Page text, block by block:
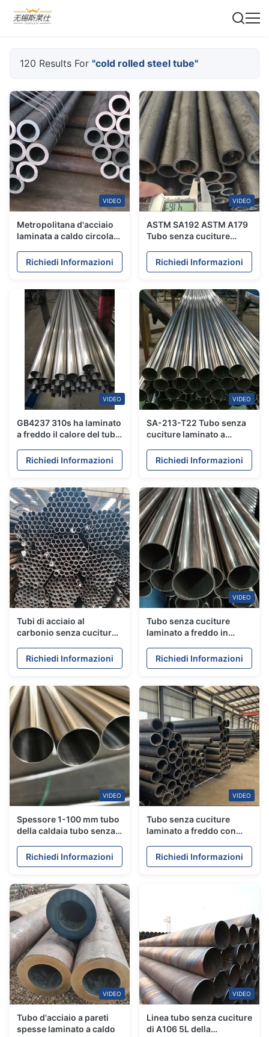
120 Results For "cold rolled steel tube"
VIDEO
Metropolitana d'acciaio
laminata a caldo circolare
SAE1020 SAE1045 per i
prodotti chimici 21.3mm -
Richiedi Informazioni
VIDEO
ASTM SA192 ASTM A179
Tubo senza cuciture
per caldaie ad alta
pressione
Richiedi Informazioni
VIDEO
GB4237 310s ha laminato
a freddo il calore del tubo
la resistenza di Sewater
Richiedi Informazioni
VIDEO
SA-213-T22 Tubo senza
cuciture laminato a
temperatura
Richiedi Informazioni
Tubi di acciaio al
carbonio senza cuciture
Richiedi Informazioni
VIDEO
Tubo senza cuciture
laminato a freddo in
A106 / A53 / API 5L
Richiedi Informazioni
VIDEO
Spessore 1-100 mm tubo
della caldaia tubo senza
freddo con olio
anticorrosione in vendita
Richiedi Informazioni
VIDEO
Tubo senza cuciture
laminato a freddo con
diametro esterno 6-820
mm
Richiedi Informazioni
VIDEO
Tubo d'acciaio a pareti
spesse laminato a caldo
VIDEO
Linea tubo senza cuciture
di A106 5L della